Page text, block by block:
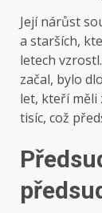
Její nárůst
a starších,
letech
začal, bylo
let, kteří měli
tisíc, což